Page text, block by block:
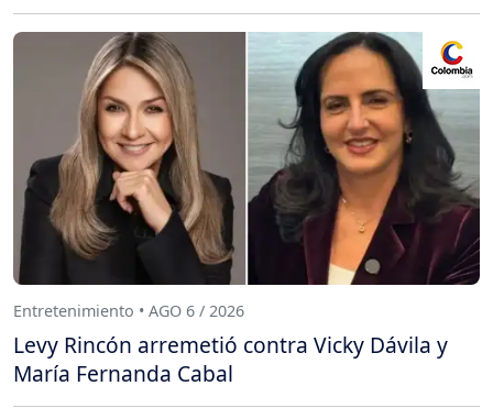
Entretenimiento • AGO 6 / 2026
Levy Rincón arremetió contra Vicky Dávila y
María Fernanda Cabal